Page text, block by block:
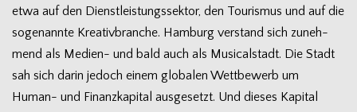
etwa auf den Dienst­leis­tungs­sek­tor, den Tou­ris­mus und auf die
soge­nannte Krea­tiv­bran­che. Ham­burg ver­stand sich zuneh­
mend als Medien- und bald auch als Musi­cal­stadt. Die Stadt
sah sich darin jedoch einem glo­ba­len Wett­be­werb um
Human- und Finanz­ka­pi­tal aus­ge­setzt. Und die­ses Kapi­tal